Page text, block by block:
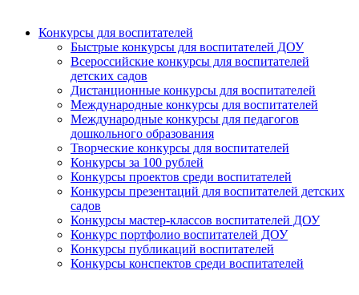
Конкурсы для воспитателей
Быстрые конкурсы для воспитателей ДОУ
Всероссийские конкурсы для воспитателей
детских садов
Дистанционные конкурсы для воспитателей
Международные конкурсы для воспитателей
Международные конкурсы для педагогов
дошкольного образования
Творческие конкурсы для воспитателей
Конкурсы за 100 рублей
Конкурсы проектов среди воспитателей
Конкурсы презентаций для воспитателей детских
садов
Конкурсы мастер-классов воспитателей ДОУ
Конкурс портфолио воспитателей ДОУ
Конкурсы публикаций воспитателей
Конкурсы конспектов среди воспитателей